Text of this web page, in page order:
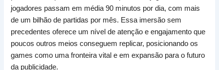
jogadores passam em média 90 minutos por dia, com mais
de um bilhão de partidas por mês. Essa imersão sem
precedentes oferece um nível de atenção e engajamento que
poucos outros meios conseguem replicar, posicionando os
games como uma fronteira vital e em expansão para o futuro
da publicidade.